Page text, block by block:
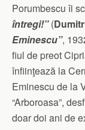
Porumbescu îi
întregi!”(
Eminescu”,
fiul de preot
înfiinţează la
Eminescu de la
“Arboroasa”,
doar doi ani de